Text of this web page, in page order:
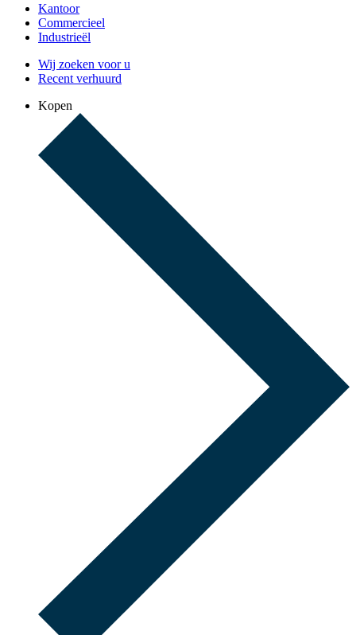
Kantoor
Commercieel
Industrieël
Wij zoeken voor u
Recent verhuurd
Kopen